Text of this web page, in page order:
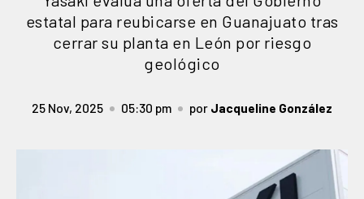
estatal para reubicarse en Guanajuato tras
cerrar su planta en León por riesgo
geológico
25 Nov, 2025 05:30 pm por Jacqueline González